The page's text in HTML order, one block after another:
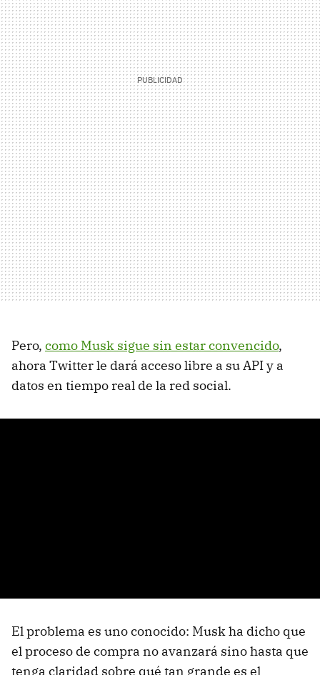
Pero, como Musk sigue sin estar convencido,
ahora Twitter le dará acceso libre a su API y a
datos en tiempo real de la red social.
El problema es uno conocido: Musk ha dicho que
el proceso de compra no avanzará sino hasta que
tenga claridad sobre qué tan grande es el